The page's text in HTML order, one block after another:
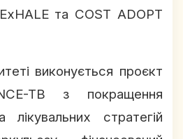
та COST ADOPT
виконується проєкт
TB з покращення
лікувальних стратегій